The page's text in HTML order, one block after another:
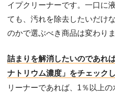
イプクリーナーです。一口に
ても、汚れを除去したいだけ
のかで選ぶべき商品は変わりま
詰まりを解消したいのであれ
ナトリウム濃度」をチェック
リーナーであれば、1％以上